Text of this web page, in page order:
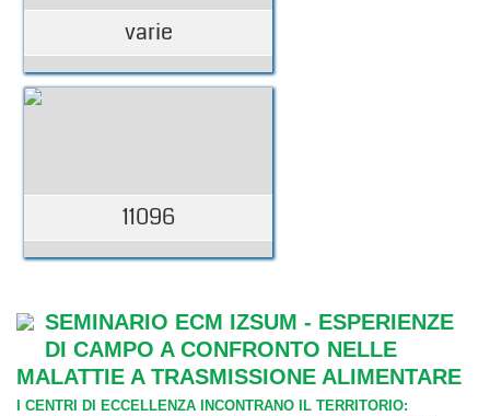
varie
11096
SEMINARIO ECM IZSUM - ESPERIENZE
DI CAMPO A CONFRONTO NELLE
MALATTIE A TRASMISSIONE ALIMENTARE
I CENTRI DI ECCELLENZA INCONTRANO IL TERRITORIO: